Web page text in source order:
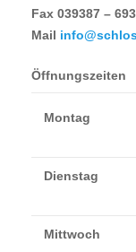
Fax 039387 –
Mail
Öffnungszeiten
Montag
Dienstag
Mittwoch